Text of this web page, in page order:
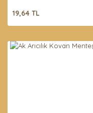
19,64 TL